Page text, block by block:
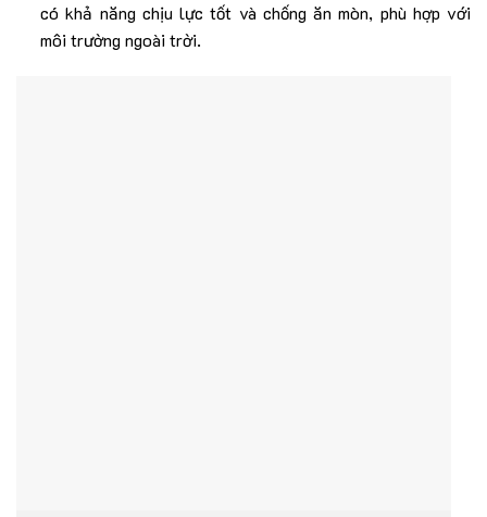
có khả năng chịu lực tốt và chống ăn mòn, phù hợp với
môi trường ngoài trời.